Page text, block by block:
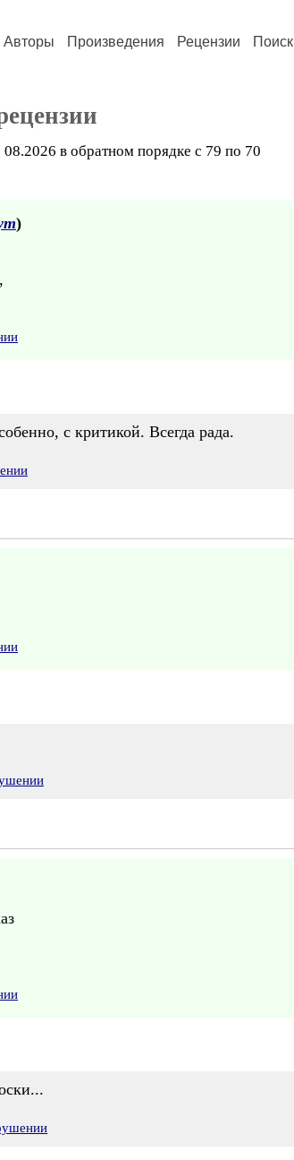
Авторы Произведения Рецензии Поиск
в обратном порядке с 79 по 70
)
с критикой. Всегда рада.